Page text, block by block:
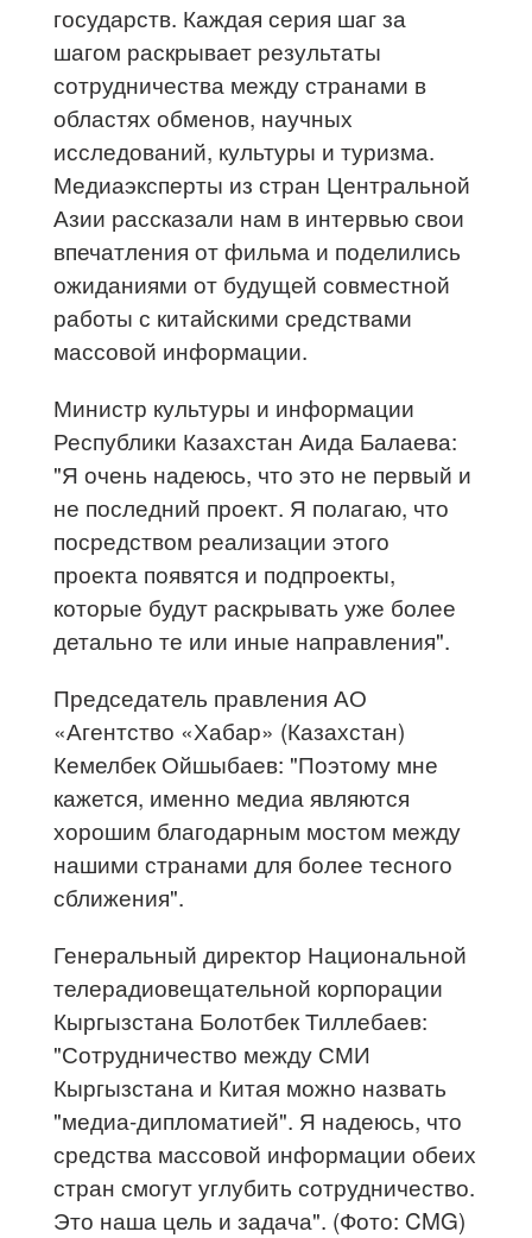
государств. Каждая серия шаг за
шагом раскрывает результаты
сотрудничества между странами в
областях обменов, научных
исследований, культуры и туризма.
Медиаэксперты из стран Центральной
Азии рассказали нам в интервью свои
впечатления от фильма и поделились
ожиданиями от будущей совместной
работы с китайскими средствами
массовой информации.
Министр культуры и информации
Республики Казахстан Аида Балаева:
"Я очень надеюсь, что это не первый и
не последний проект. Я полагаю, что
посредством реализации этого
проекта появятся и подпроекты,
которые будут раскрывать уже более
детально те или иные направления".
Председатель правления АО
«Агентство «Хабар» (Казахстан)
Кемелбек Ойшыбаев: "Поэтому мне
кажется, именно медиа являются
хорошим благодарным мостом между
нашими странами для более тесного
сближения".
Генеральный директор Национальной
телерадиовещательной корпорации
Кыргызстана Болотбек Тиллебаев:
"Сотрудничество между СМИ
Кыргызстана и Китая можно назвать
"медиа-дипломатией". Я надеюсь, что
средства массовой информации обеих
стран смогут углубить сотрудничество.
Это наша цель и задача". (Фото: CMG)